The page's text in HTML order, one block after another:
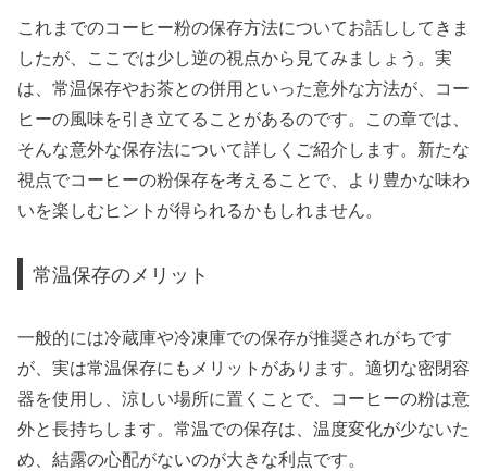
これまでのコーヒー粉の保存方法についてお話ししてきま
したが、ここでは少し逆の視点から見てみましょう。実
は、常温保存やお茶との併用といった意外な方法が、コー
ヒーの風味を引き立てることがあるのです。この章では、
そんな意外な保存法について詳しくご紹介します。新たな
視点でコーヒーの粉保存を考えることで、より豊かな味わ
いを楽しむヒントが得られるかもしれません。
常温保存のメリット
一般的には冷蔵庫や冷凍庫での保存が推奨されがちです
が、実は常温保存にもメリットがあります。適切な密閉容
器を使用し、涼しい場所に置くことで、コーヒーの粉は意
外と長持ちします。常温での保存は、温度変化が少ないた
め、結露の心配がないのが大きな利点です。